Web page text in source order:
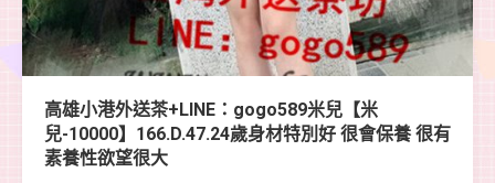
高雄小港外送茶+LINE：gogo589米兒【米
兒-10000】166.D.47.24歲身材特別好 很會保養 很有
素養性欲望很大